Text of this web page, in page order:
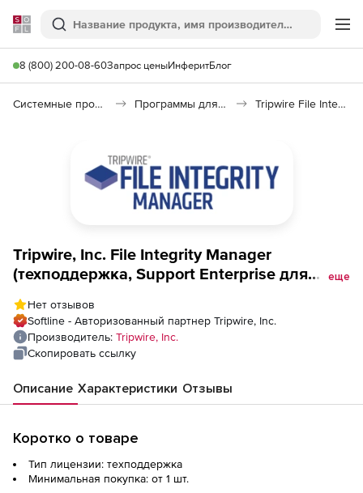
Softline
Поиск
8 (800) 200-08-60Запрос ценыИнферитБлог
Системные программы Программы для настройки системы Tripwire File Integrity Manager
Tripwire, Inc. File Integrity Manager
(техподдержка, Support Enterprise для
Enterprise Console
еще
Нет отзывов
Softline - Авторизованный партнер Tripwire, Inc.
Производитель: Tripwire, Inc.
Скопировать ссылку
Описание Характеристики Отзывы
Коротко о товаре
Тип лицензии: техподдержка
Минимальная покупка: от 1 шт.